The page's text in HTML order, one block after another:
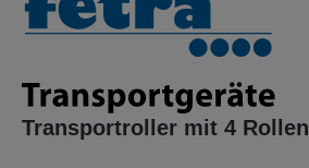
Transportroller mit 4 Rollen